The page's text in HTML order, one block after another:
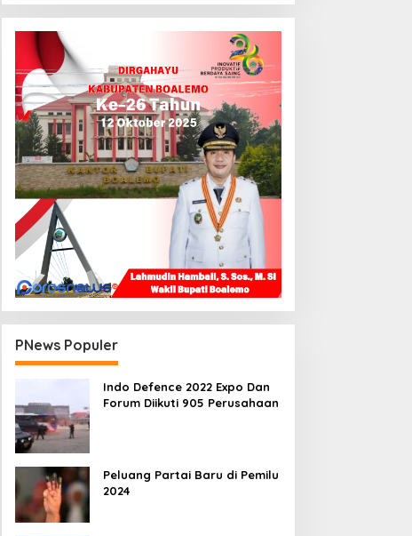
PNews Populer
Indo Defence 2022 Expo Dan
Forum Diikuti 905 Perusahaan
Peluang Partai Baru di Pemilu
2024